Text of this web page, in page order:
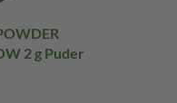
2 g Puder